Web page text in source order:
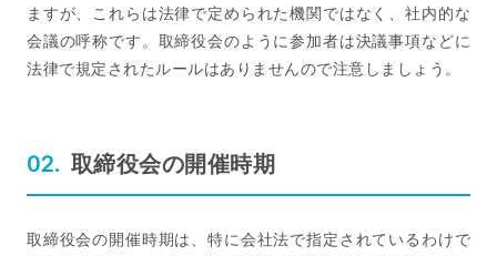
ますが、これらは法律で定められた機関ではなく、社内的な
会議の呼称です。取締役会のように参加者は決議事項などに
法律で規定されたルールはありませんので注意しましょう。
取締役会の開催時期
取締役会の開催時期は、特に会社法で指定されているわけで